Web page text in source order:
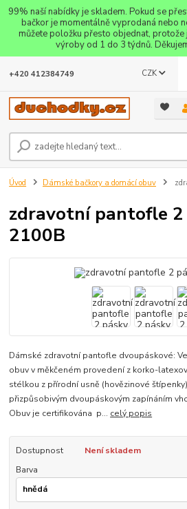
99% naší nabídky je skladem. Pokud se
bačkor je momentálně vyprodaná nebo
můžete položku přesto objednat,
výroby od 1 do 3 týdnů.
CZK
+420 412384749
Úvod Dámské bačkory a domácí obuv
zdravotní pantofle 2
2100B
Dámské zdravotní pantofle dvoupáskové:
obuv v měkčeném provedení z korko-
stélkou z přírodní usně (hovězinové
přizpůsobivým dvoupáskovým zapínáním
Obuv je certifikována p... celý popis
Dostupnost
Není skladem
Barva